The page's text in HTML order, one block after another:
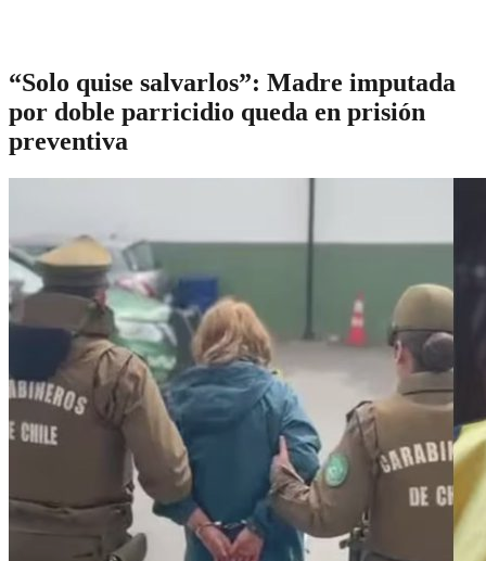
“Solo quise salvarlos”: Madre imputada
por doble parricidio queda en prisión
preventiva